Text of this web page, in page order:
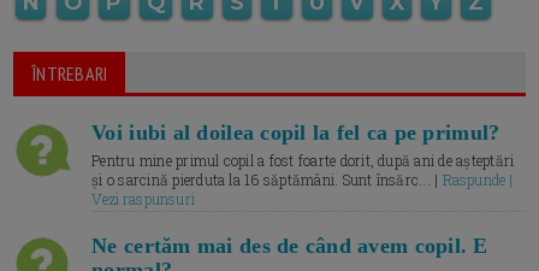
ÎNTREBARI
Voi iubi al doilea copil la fel ca pe primul?
Pentru mine primul copil a fost foarte dorit, după ani de așteptări
și o sarcină pierduta la 16 săptămâni. Sunt însărc... | Raspunde |
Vezi raspunsuri
Ne certăm mai des de când avem copil. E